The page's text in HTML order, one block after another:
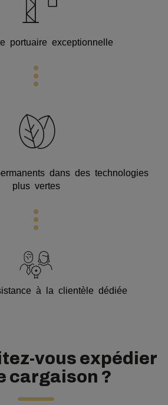
portuaire exceptionnelle
dans des technologies
plus vertes
à la clientèle dédiée
vous expédier
cargaison ?